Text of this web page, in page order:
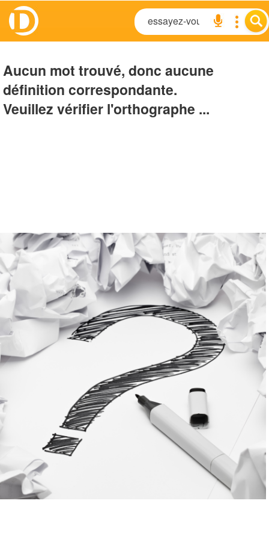
Aucun mot trouvé, donc aucune
définition correspondante.
Veuillez vérifier l'orthographe ...